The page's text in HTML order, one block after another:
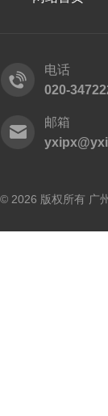
电话
020-
邮箱
© 2026 版权所有 广